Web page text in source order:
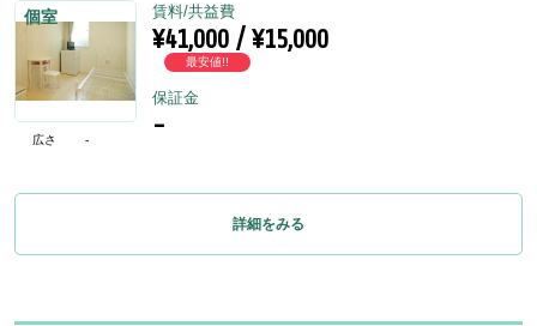
個室
広さ -
賃料/共益費
¥41,000 / ¥15,000
最安値!!
保証金
-
詳細をみる